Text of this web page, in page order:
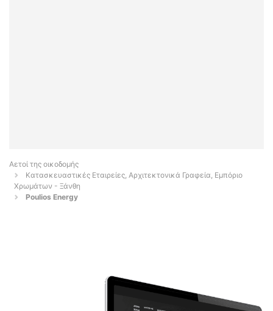
Αετοί της οικοδομής
Κατασκευαστικές Εταιρείες, Αρχιτεκτονικά Γραφεία, Εμπόριο
Χρωμάτων - Ξάνθη
Poulios Energy